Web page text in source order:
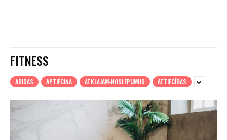
FITNESS
ADIDAS APTIECIŅA ATKLAJAM-NOSLEPUMUS ATTIECĪBAS